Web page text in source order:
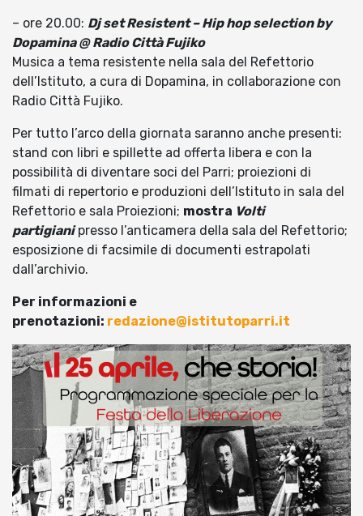
– ore 20.00: Dj set Resistent – Hip hop selection by
Dopamina @ Radio Città Fujiko
Musica a tema resistente nella sala del Refettorio
dell’Istituto, a cura di Dopamina, in collaborazione con
Radio Città Fujiko.
Per tutto l’arco della giornata saranno anche presenti:
stand con libri e spillette ad offerta libera e con la
possibilità di diventare soci del Parri; proiezioni di
filmati di repertorio e produzioni dell’Istituto in sala del
Refettorio e sala Proiezioni; mostra Volti
partigianipresso l’anticamera della sala del Refettorio;
esposizione di facsimile di documenti estrapolati
dall’archivio.
Per informazioni e
prenotazioni: redazione@istitutoparri.it